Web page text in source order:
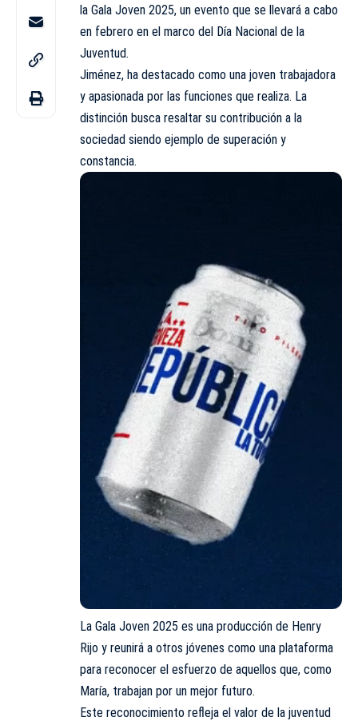
la Gala Joven 2025, un evento que se llevará a cabo
en febrero en el marco del Día Nacional de la
Juventud.
Jiménez, ha destacado como una joven trabajadora
y apasionada por las funciones que realiza. La
distinción busca resaltar su contribución a la
sociedad siendo ejemplo de superación y
constancia.
La Gala Joven 2025 es una producción de Henry
Rijo y reunirá a otros jóvenes como una plataforma
para reconocer el esfuerzo de aquellos que, como
María, trabajan por un mejor futuro.
Este reconocimiento refleja el valor de la juventud